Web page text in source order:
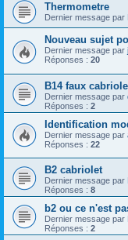
Thermometre
Dernier message par
Nouveau sujet
Dernier message par
Réponses : 20
B14 faux
Dernier message par
Réponses : 2
Identification
Dernier message par
Réponses : 22
B2 cabriolet
Dernier message par
Réponses : 8
b2 ou ce n'est
Dernier message par
Réponses : 2